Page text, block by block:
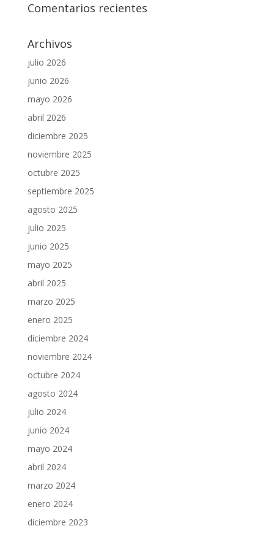
Comentarios recientes
Archivos
julio 2026
junio 2026
mayo 2026
abril 2026
diciembre 2025
noviembre 2025
octubre 2025
septiembre 2025
agosto 2025
julio 2025
junio 2025
mayo 2025
abril 2025
marzo 2025
enero 2025
diciembre 2024
noviembre 2024
octubre 2024
agosto 2024
julio 2024
junio 2024
mayo 2024
abril 2024
marzo 2024
enero 2024
diciembre 2023